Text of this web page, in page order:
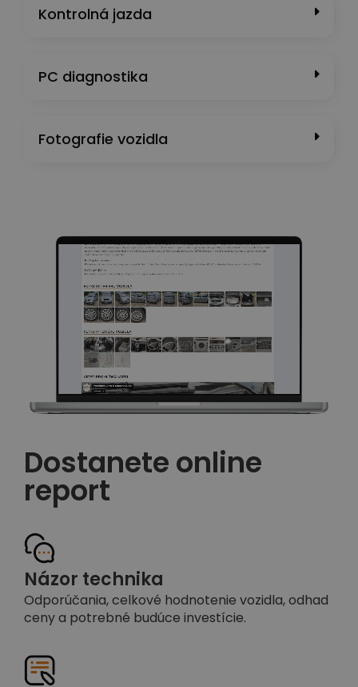
Kontrolná jazda
PC diagnostika
Fotografie vozidla
Dostanete online
report
Názor technika
Odporúčania, celkové hodnotenie vozidla, odhad
ceny a potrebné budúce investície.